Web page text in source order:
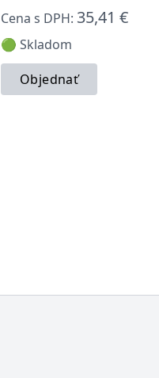
Cena s DPH: 35,41 €
🟢 Skladom
Objednať